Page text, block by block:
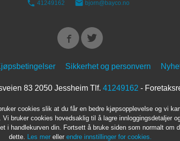
41249162 bjorn@bayco.no
Sikkerhet og personvern
83 2050 Jessheim Tlf. 41249162 -
cookies slik at du får en bedre kjøpsopplevelse og vi
Vi bruker cookies hovedsaklig til å lagre innloggingsdetaljer
i handlekurven din. Fortsett å bruke siden som normalt om
dette. Les mer eller endre innstillinger for cookies.